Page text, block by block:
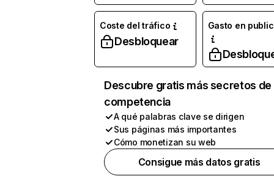
Coste del tráfico
Desbloquear
Gasto en
Descubre gratis más secretos de
competencia
A qué palabras clave se dirigen
Sus páginas más importantes
Cómo monetizan su web
Consigue más datos gratis